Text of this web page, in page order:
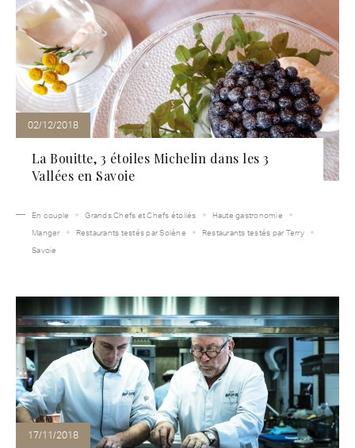
02/12/2018
La Bouitte, 3 étoiles Michelin dans les 3
Vallées en Savoie
En couple Grands Chefs et Chefs étoilés
Haute gastronomie
Manger
Restaurants testés par Solène
Restaurants testés par Terry
Savoie
17/11/2018